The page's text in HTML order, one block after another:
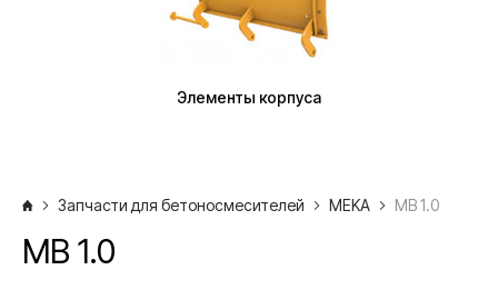
Элементы корпуса
Запчасти для бетоносмесителей MEKA MB 1.0
MB 1.0